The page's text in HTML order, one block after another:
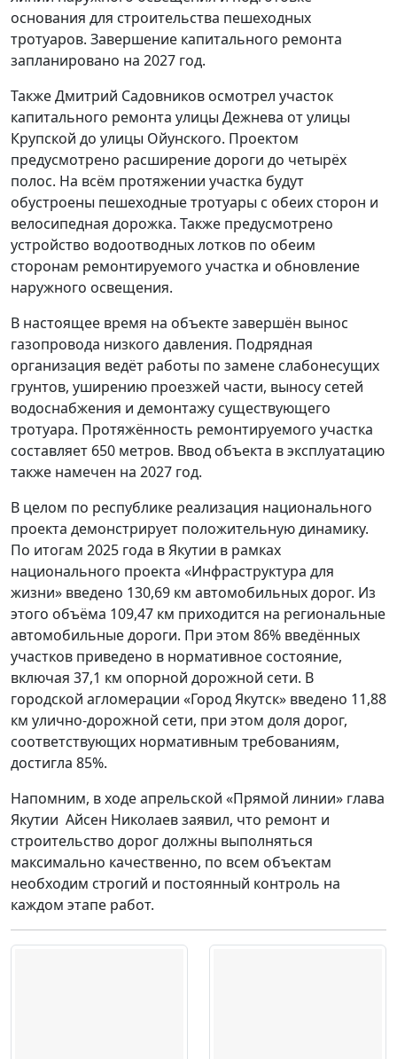
основания для строительства пешеходных
тротуаров. Завершение капитального ремонта
запланировано на 2027 год.
Также Дмитрий Садовников осмотрел участок
капитального ремонта улицы Дежнева от улицы
Крупской до улицы Ойунского. Проектом
предусмотрено расширение дороги до четырёх
полос. На всём протяжении участка будут
обустроены пешеходные тротуары с обеих сторон и
велосипедная дорожка. Также предусмотрено
устройство водоотводных лотков по обеим
сторонам ремонтируемого участка и обновление
наружного освещения.
В настоящее время на объекте завершён вынос
газопровода низкого давления. Подрядная
организация ведёт работы по замене слабонесущих
грунтов, уширению проезжей части, выносу сетей
водоснабжения и демонтажу существующего
тротуара. Протяжённость ремонтируемого участка
составляет 650 метров. Ввод объекта в эксплуатацию
также намечен на 2027 год.
В целом по республике реализация национального
проекта демонстрирует положительную динамику.
По итогам 2025 года в Якутии в рамках
национального проекта «Инфраструктура для
жизни» введено 130,69 км автомобильных дорог. Из
этого объёма 109,47 км приходится на региональные
автомобильные дороги. При этом 86% введённых
участков приведено в нормативное состояние,
включая 37,1 км опорной дорожной сети. В
городской агломерации «Город Якутск» введено 11,88
км улично-дорожной сети, при этом доля дорог,
соответствующих нормативным требованиям,
достигла 85%.
Напомним, в ходе апрельской «Прямой линии» глава
Якутии Айсен Николаев заявил, что ремонт и
строительство дорог должны выполняться
максимально качественно, по всем объектам
необходим строгий и постоянный контроль на
каждом этапе работ.